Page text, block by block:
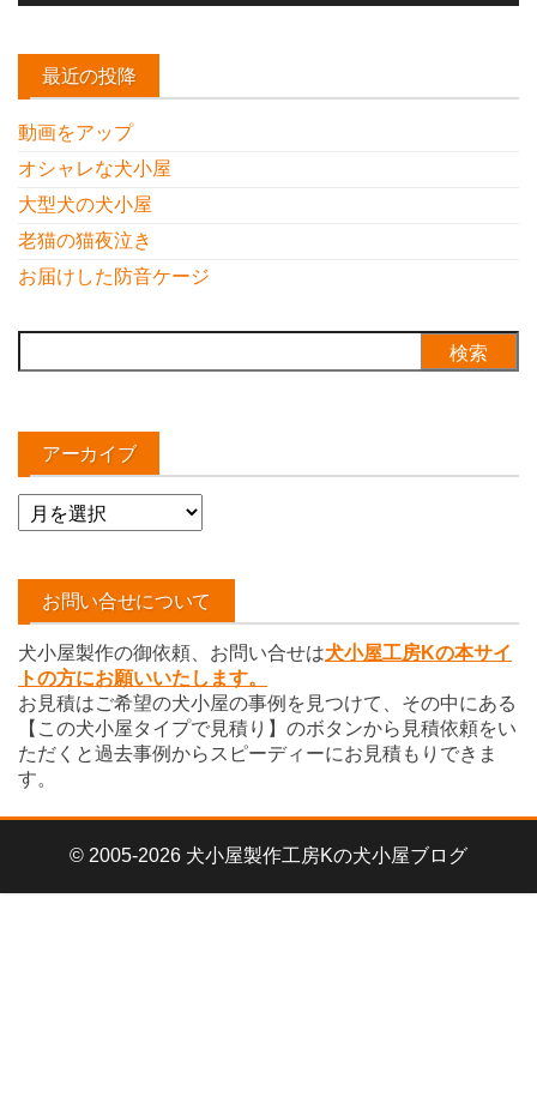
最近の投降
動画をアップ
オシャレな犬小屋
大型犬の犬小屋
老猫の猫夜泣き
お届けした防音ケージ
索:
アーカイブ
ア
ー
イ
お問い合せについて
犬小屋製作の御依頼、お問い合せは犬小屋工房Kの本サイ
トの方にお願いいたします。
お見積はご希望の犬小屋の事例を見つけて、その中にある
【この犬小屋タイプで見積り】のボタンから見積依頼をい
ただくと過去事例からスピーディーにお見積もりできま
す。
© 2005-2026 犬小屋製作工房Kの犬小屋ブログ